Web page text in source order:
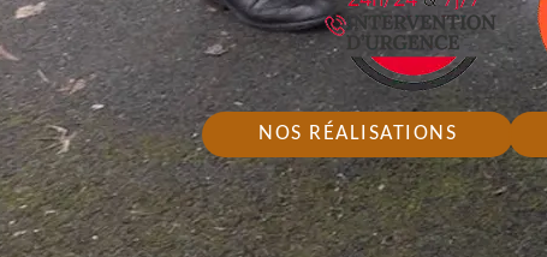
NOS RÉALISATIONS